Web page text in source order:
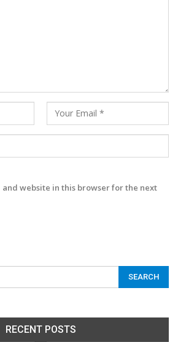
and website in this browser for the next
RECENT POSTS